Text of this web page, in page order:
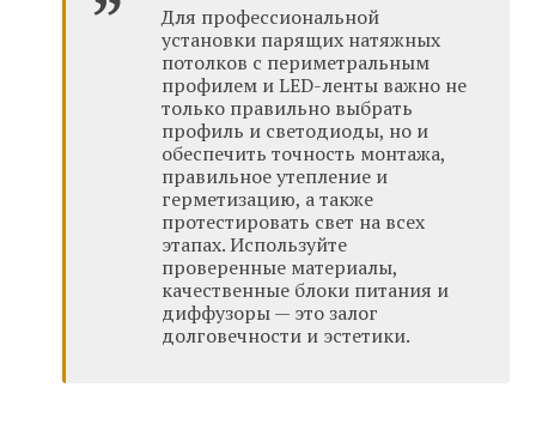
Для профессиональной
установки парящих натяжных
потолков с периметральным
профилем и LED-ленты важно не
только правильно выбрать
профиль и светодиоды, но и
обеспечить точность монтажа,
правильное утепление и
герметизацию, а также
протестировать свет на всех
этапах. Используйте
проверенные материалы,
качественные блоки питания и
диффузоры — это залог
долговечности и эстетики.